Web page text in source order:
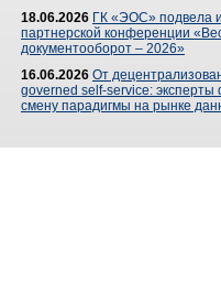
18.06.2026 ГК «ЭОС» подвела
партнерской конференции
документооборот – 2026»
16.06.2026 От
governed self-service: эксперты
смену парадигмы на рынке